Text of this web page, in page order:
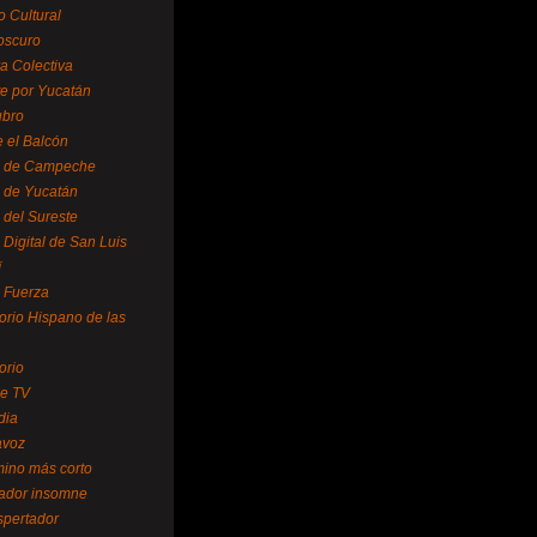
Cultural
Colectiva
por Yucatán
el Balcón
de Campeche
Yucatán
Sureste
Digital de San Luis
Hispano de las
TV
más corto
insomne